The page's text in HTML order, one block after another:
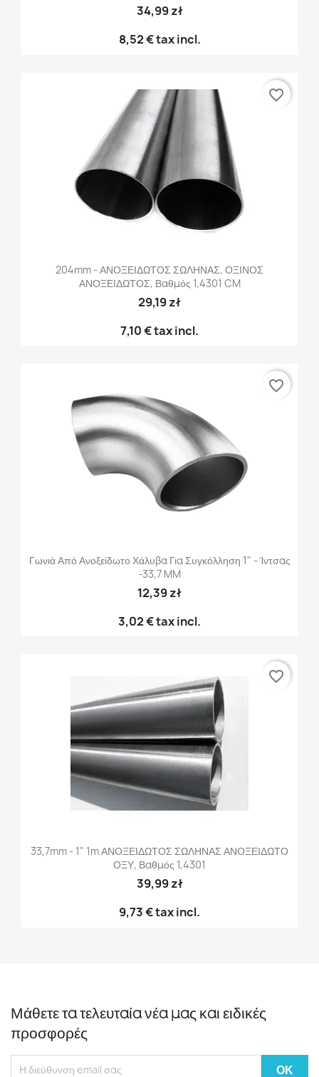
34,99 zł
8,52 €tax incl.
204mm - ΑΝΟΞΕΙΔΩΤΟΣ ΣΩΛΗΝΑΣ, ΟΞΙΝΟΣ
ΑΝΟΞΕΙΔΩΤΟΣ, Βαθμός 1,4301 CM
29,19 zł
7,10 €tax incl.
favorite_border
Γωνιά Από Ανοξείδωτο Χάλυβα Για Συγκόλληση 1" - Ίντσας
-33,7 MM
12,39 zł
3,02 €tax incl.
favorite_border
33,7mm - 1" 1m ΑΝΟΞΕΙΔΩΤΟΣ ΣΩΛΗΝΑΣ ΑΝΟΞΕΙΔΩΤΟ
ΟΞΥ, Βαθμός 1,4301
39,99 zł
9,73 €tax incl.
favorite_border
Μάθετε τα τελευταία νέα μας και ειδικές
προσφορές